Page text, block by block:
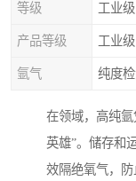
等级 工业级
产品等级 工业级
氩气 纯度
在领域，高纯
英雄”。储存和
效隔绝氧气，